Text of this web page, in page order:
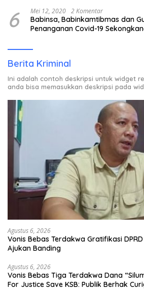
6 Mei 12, 2020 2 Komentar
Babinsa, Babinkamtibmas dan
Penanganan Covid-19
Berita Kriminal
Ini adalah contoh deskripsi untuk widget
anda bisa memasukkan deskripsi pada
Agustus 6, 2026
Vonis Bebas Terdakwa Gratifikasi
Ajukan Banding
Agustus 6, 2026
Vonis Bebas Tiga Terdakwa Dana
For Justice Save KSB: Publik Berhak